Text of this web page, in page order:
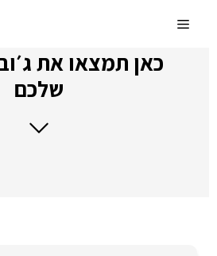
לתוכןMenu
כאן תמצאו את
שלכם